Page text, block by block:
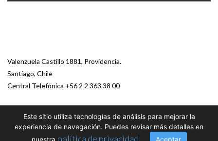
Valenzuela Castillo 1881, Providencia.
Santiago, Chile
Central Telefónica +56 2 2 363 38 00
© 2026 Paz Ciudadana
Este sitio utiliza tecnologías de análisis para mejorar la
experiencia de navegación. Puedes revisar más detalles en
nuestra política de privacidad Aceptar